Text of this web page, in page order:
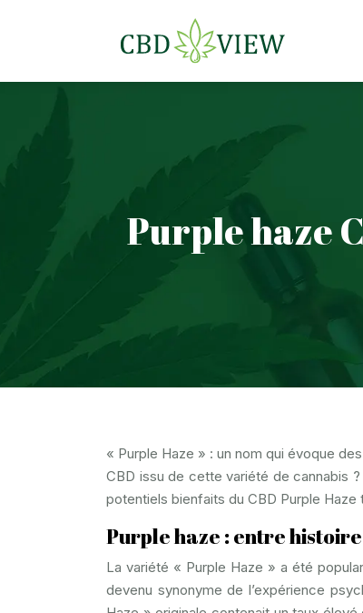
Purple haze
« Purple Haze » : un nom qui évoque
CBD issu de cette variété de cannabis
potentiels bienfaits du CBD Purple
Purple haze : entre
La variété « Purple Haze » a été
devenu synonyme de l’expérience